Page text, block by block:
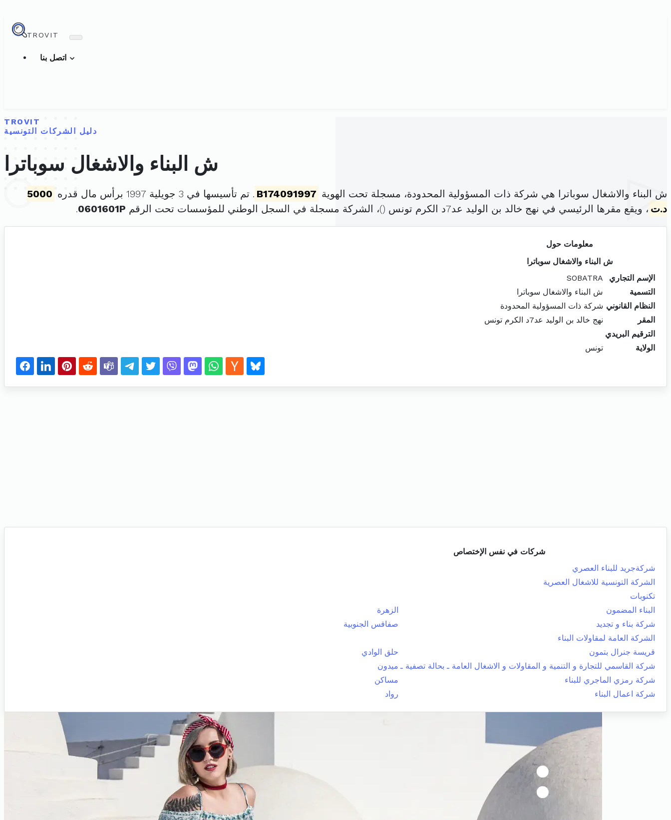
TROVIT
TROVIT
دليل الشركات التونسية
ش البناء والاشغال سوباترا
ش البناء والاشغال سوباترا هي شركة ذات المسؤولية المحدودة، مسجلة تحت الهوية B174091997 . تم تأسيسها في 3 جويلية 1997 برأس مال قدره
5000
د.ت ، ويقع مقرها الرئيسي في نهج خالد بن الوليد عد7د الكرم تونس ( )، الشركة مسجلة في السجل الوطني للمؤسسات تحت الرقم 0601601P
.
معلومات حول
ش البناء والاشغال سوباترا
الإسم التجاري
SOBATRA
التسمية
ش البناء والاشغال سوباترا
النظام القانوني شركة ذات المسؤولية المحدودة
المقر
نهج خالد بن الوليد عد7د الكرم تونس
الترقيم البريدي
الولاية
تونس
شركات في نفس الإختصاص
شركةجريد للبناء العصري
الشركة التونسية للاشغال العصرية
تكنوبات
البناء المضمون
الزهرة
شركة بناء و تجديد
صفاقس الجنوبية
الشركة العامة لمقاولات البناء
قريسة جنرال بتمون
حلق الوادي
شركة القاسمي للتجارة و التنمية و المقاولات و الاشغال العامة ـ بحالة تصفية ـ ميدون
شركة رمزي الماجري للبناء
مساكن
شركة اعمال البناء
رواد